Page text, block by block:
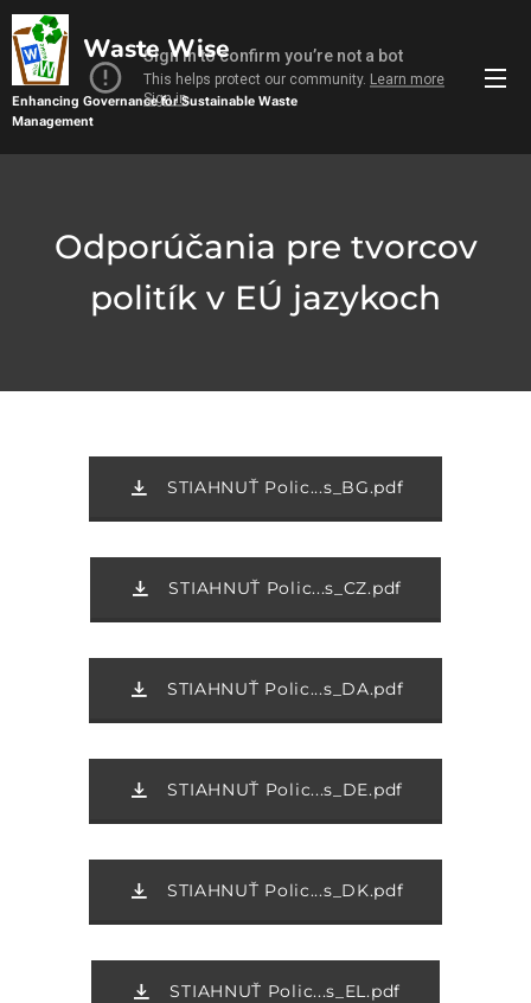
Waste Wise
Enhancing Governance for Sustainable Waste
Management
Odporúčania pre tvorcov
politík v EÚ jazykoch
STIAHNUŤ Polic...s_BG.pdf
STIAHNUŤ Polic...s_CZ.pdf
STIAHNUŤ Polic...s_DA.pdf
STIAHNUŤ Polic...s_DE.pdf
STIAHNUŤ Polic...s_DK.pdf
STIAHNUŤ Polic...s_EL.pdf